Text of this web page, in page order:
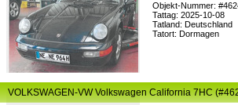
Objekt-Nummer:
Tattag: 2025-10-08
Tatland: Deutschland
Tatort: Dormagen
VOLKSWAGEN-VW Volkswagen California 7HC